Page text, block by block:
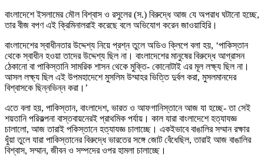
বাংলাদেশে ইসলামের মৌল বিশ্বাস ও রসুলের (স.) বিরুদ্ধে আজ যে অপরাধ ঘটানো হচ্ছে,
তার বীজ বপণ এই ক্রিমিনালরাই করেছে বলে অভিযোগ করেন জাওয়াহিরি।
বাংলাদেশের স্বাধীনতার উদ্দেশ্য নিয়ে প্রশ্ন তুলে অডিও ক্লিপে বলা হয়, ‘পাকিস্তান
থেকে স্বাধীন হওয়া তাদের উদ্দেশ্য ছিল না। বাংলাদেশের মানুষের বিরুদ্ধে আগ্রাসন
ঠেকানো বা পাকিস্তানি সামরিক শাসন থেকে মুক্তি- কোনোটাই এর মূল লক্ষ্য ছিল না।
আসল লক্ষ্য ছিল এই উপমহাদেশে মুসলিম উম্মাহর ভিত্তি দুর্বল করা, মুসলমানদের
বিশ্বাসকে ছিন্নভিন্ন করা।’
এতে বলা হয়, পাকিস্তান, বাংলাদেশ, ভারত ও আফগানিস্তানে আজ যা হচ্ছে- তা সেই
শয়তানি পরিকল্পনা বাস্তবায়নেরই প্রাথমিক পর্যায়। কাল যারা বাংলাদেশে হত্যাযজ্ঞ
চালালো, আজ তারাই পকিস্তানে হত্যাযজ্ঞ চালাচ্ছে। একইভাবে বাঙালির সম্মান রক্ষার
ধুঁয়া তুলে যারা পাকিস্তানের বিরুদ্ধে ভারতের সঙ্গে জোট বেঁধেছিল, তারাই আজ বাঙালির
বিশ্বাস, সম্মান, জীবন ও সম্পদের ওপর হামলা চালাচ্ছে।